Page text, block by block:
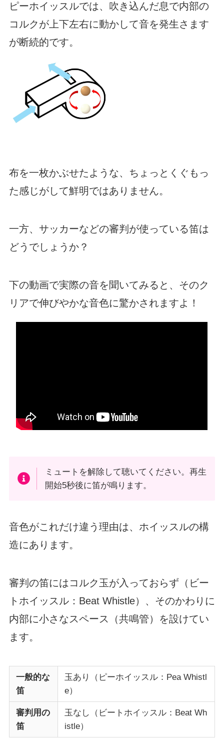
ピーホイッスルでは、吹き込んだ息で内部の
コルクが上下左右に動かして音を発生さます
が断続的です。
布を一枚かぶせたような、ちょっとくぐもっ
た感じがして鮮明ではありません。
一方、サッカーなどの審判が使っている笛は
どうでしょうか？
下の動画で実際の音を聞いてみると、そのク
リアで伸びやかな音色に驚かされますよ！
ミュートを解除して聴いてください。再生
開始5秒後に笛が鳴ります。
音色がこれだけ違う理由は、ホイッスルの構
造にあります。
審判の笛にはコルク玉が入っておらず（ビー
トホイッスル：Beat Whistle）、そのかわりに
内部に小さなスペース（共鳴管）を設けてい
ます。
一般的な
笛
玉あり（ピーホイッスル：Pea Whistl
e）
審判用の
笛
玉なし（ビートホイッスル：Beat Wh
istle）